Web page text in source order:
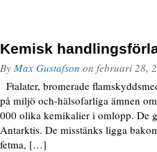
Kemisk
By Max Gustafson on februari 28,
Ftalater, bromerade
på miljö och-hälsofarliga ämnen
000 olika kemikalier i omlopp. De
Antarktis. De misstänks ligga
fetma, […]